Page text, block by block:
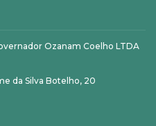
Ozanam Coelho LTDA
da Silva Botelho, 20